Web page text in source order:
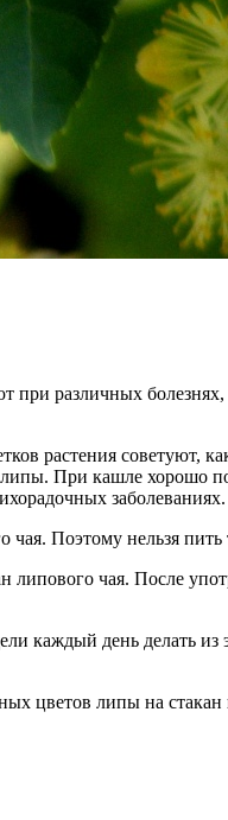
различных болезнях,
растения советуют,
При кашле хорошо
заболеваниях.
Поэтому нельзя пить
чая. После
каждый день делать
цветов липы на